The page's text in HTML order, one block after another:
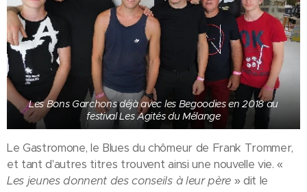
Les Bons Garchons déjà avec les Begoodies en 2018 au
festival Les Agités du Mélange
Le Gastromone, le Blues du chômeur de Frank Trommer,
et tant d'autres titres trouvent ainsi une nouvelle vie. «
Les jeunes donnent des conseils à leur père» dit le